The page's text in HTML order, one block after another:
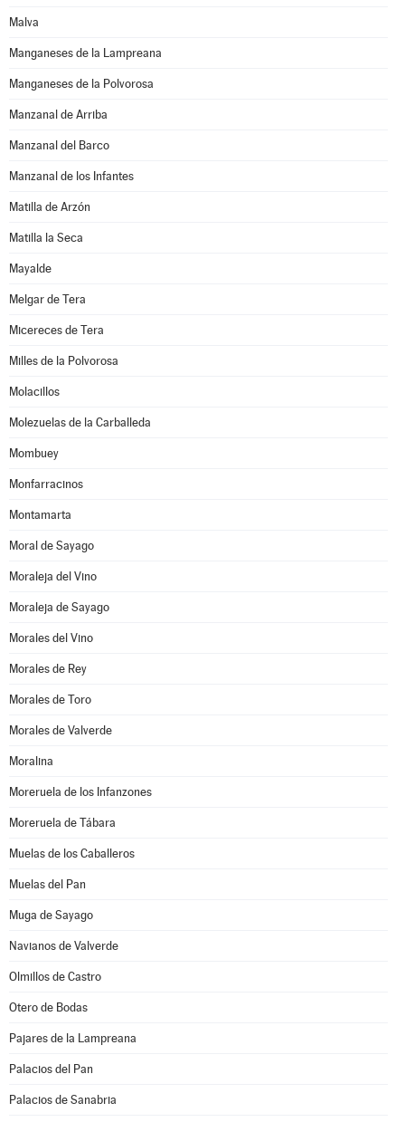
Malva
Manganeses de la Lampreana
Manganeses de la Polvorosa
Manzanal de Arriba
Manzanal del Barco
Manzanal de los Infantes
Matilla de Arzón
Matilla la Seca
Mayalde
Melgar de Tera
Micereces de Tera
Milles de la Polvorosa
Molacillos
Molezuelas de la Carballeda
Mombuey
Monfarracinos
Montamarta
Moral de Sayago
Moraleja del Vino
Moraleja de Sayago
Morales del Vino
Morales de Rey
Morales de Toro
Morales de Valverde
Moralina
Moreruela de los Infanzones
Moreruela de Tábara
Muelas de los Caballeros
Muelas del Pan
Muga de Sayago
Navianos de Valverde
Olmillos de Castro
Otero de Bodas
Pajares de la Lampreana
Palacios del Pan
Palacios de Sanabria